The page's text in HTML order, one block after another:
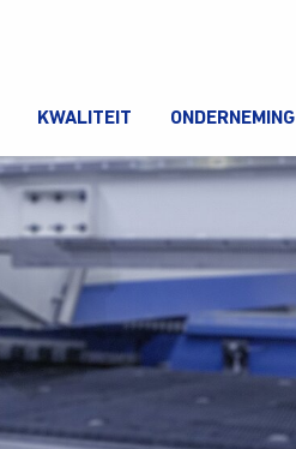
KWALITEIT ONDERNEMING